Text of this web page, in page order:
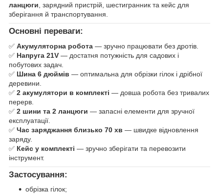
ланцюги , зарядний пристрій, шестигранник та кейс для
зберігання й транспортування.
Основні переваги:
✅ Акумуляторна робота — зручно працювати без дротів.
✅ Напруга 21V — достатня потужність для садових і
побутових задач.
✅ Шина 6 дюймів — оптимальна для обрізки гілок і дрібної
деревини.
✅ 2 акумулятори в комплекті — довша робота без тривалих
перерв.
✅ 2 шини та 2 ланцюги — запасні елементи для зручної
експлуатації.
✅ Час заряджання близько 70 хв — швидке відновлення
заряду.
✅ Кейс у комплекті — зручно зберігати та перевозити
інструмент.
Застосування:
обрізка гілок;